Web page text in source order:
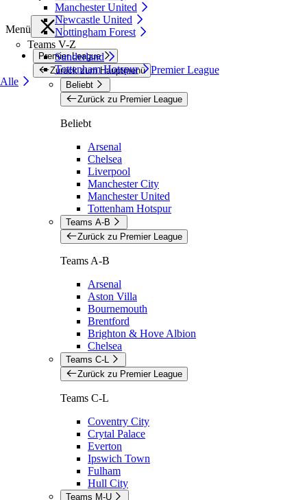
Manchester United
Newcastle United
Nottingham Forest
Teams V-Z
Sunderland
Tottenham Hotspur
Alle
Menü
Premier League
Zurück zum Hauptmenü Premier League
Beliebt
Zurück zu Premier League
Beliebt
Arsenal
Chelsea
Liverpool
Manchester City
Manchester United
Tottenham Hotspur
Teams A-B
Zurück zu Premier League
Teams A-B
Arsenal
Aston Villa
Bournemouth
Brentford
Brighton & Hove Albion
Chelsea
Teams C-L
Zurück zu Premier League
Teams C-L
Coventry City
Crytal Palace
Everton
Ipswich Town
Fulham
Hull City
Teams M-U